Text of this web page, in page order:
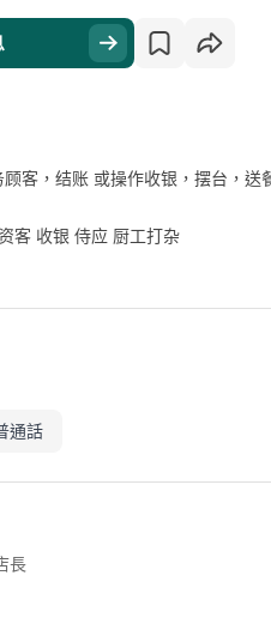
客，结账 或操作收银，摆台，送
客 收银 侍应 厨工打杂
通話
長